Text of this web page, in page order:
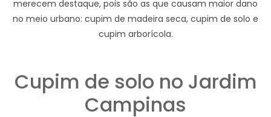
merecem destaque, pois são as que causam maior dano
no meio urbano: cupim de madeira seca, cupim de solo e
cupim arborícola.
Cupim de solo no Jardim
Campinas